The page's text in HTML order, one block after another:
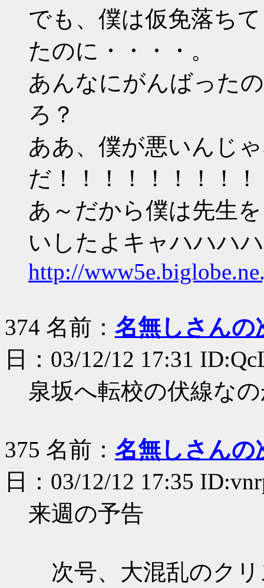
でも、僕は仮免落ち
たのに・・・・。
あんなにがんばった
ろ？
ああ、僕が悪いんじ
だ！！！！！！！！
あ～だから僕は先生
いしたよキャハハハ
http://
374 名前： 名無しさんの
日：03/12/12 17:31
泉坂へ転校の伏線な
375 名前： 名無しさんの
日：03/12/12 17:35
来週の予告
次号、大混乱のク